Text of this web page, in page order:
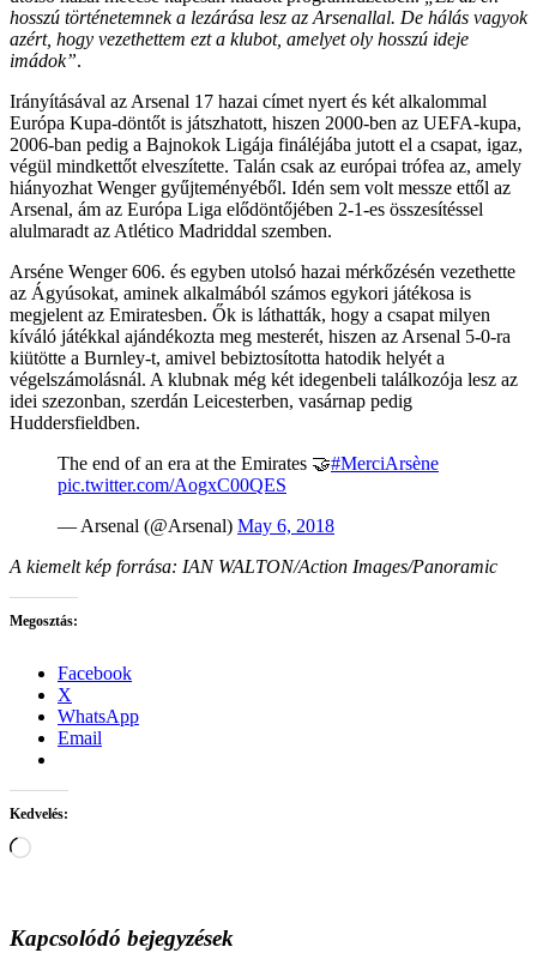
hosszú történetemnek a lezárása lesz az Arsenallal. De hálás vagyok
azért, hogy vezethettem ezt a klubot, amelyet oly hosszú ideje
imádok”.
Irányításával az Arsenal 17 hazai címet nyert és két alkalommal
Európa Kupa-döntőt is játszhatott, hiszen 2000-ben az UEFA-kupa,
2006-ban pedig a Bajnokok Ligája fináléjába jutott el a csapat, igaz,
végül mindkettőt elveszítette. Talán csak az európai trófea az, amely
hiányozhat Wenger gyűjteményéből. Idén sem volt messze ettől az
Arsenal, ám az Európa Liga elődöntőjében 2-1-es összesítéssel
alulmaradt az Atlético Madriddal szemben.
Arséne Wenger 606. és egyben utolsó hazai mérkőzésén vezethette
az Ágyúsokat, aminek alkalmából számos egykori játékosa is
megjelent az Emiratesben. Ők is láthatták, hogy a csapat milyen
kíváló játékkal ajándékozta meg mesterét, hiszen az Arsenal 5-0-ra
kiütötte a Burnley-t, amivel bebiztosította hatodik helyét a
végelszámolásnál. A klubnak még két idegenbeli találkozója lesz az
idei szezonban, szerdán Leicesterben, vasárnap pedig
Huddersfieldben.
The end of an era at the Emirates 🤝#MerciArsène
pic.twitter.com/AogxC00QES
— Arsenal (@Arsenal) May 6, 2018
A kiemelt kép forrása: IAN WALTON/Action Images/Panoramic
Megosztás:
Facebook
X
WhatsApp
Email
Kedvelés:
Loading…
Kapcsolódó bejegyzések